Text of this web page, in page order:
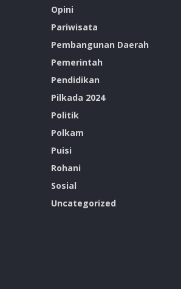
Opini
Pariwisata
Pembangunan Daerah
Pemerintah
Pendidikan
Pilkada 2024
Politik
Polkam
Puisi
Rohani
Sosial
Uncategorized